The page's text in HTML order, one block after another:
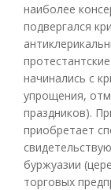
наиболее
подвергался
начинались с
упрощения,
праздников).
приобретает
буржуазии
торговых